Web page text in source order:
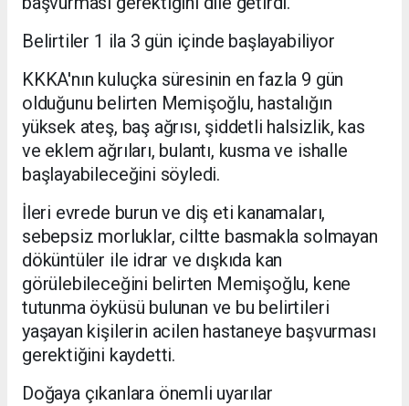
Belirtiler 1 ila 3 gün içinde başlayabiliyor
KKKA'nın kuluçka süresinin en fazla 9 gün
olduğunu belirten Memişoğlu, hastalığın
yüksek ateş, baş ağrısı, şiddetli halsizlik, kas
ve eklem ağrıları, bulantı, kusma ve ishalle
başlayabileceğini söyledi.
İleri evrede burun ve diş eti kanamaları,
sebepsiz morluklar, ciltte basmakla solmayan
döküntüler ile idrar ve dışkıda kan
görülebileceğini belirten Memişoğlu, kene
tutunma öyküsü bulunan ve bu belirtileri
yaşayan kişilerin acilen hastaneye başvurması
gerektiğini kaydetti.
Doğaya çıkanlara önemli uyarılar